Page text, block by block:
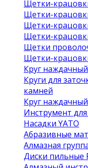
Щетки-
Щетки-
Щетки-
Щетки-
Щетки
Щетки-
Круг
Круги для
камней
Круг
Инструмент
Насадки YATO
Абразивные
Алмазная
Диски пильные